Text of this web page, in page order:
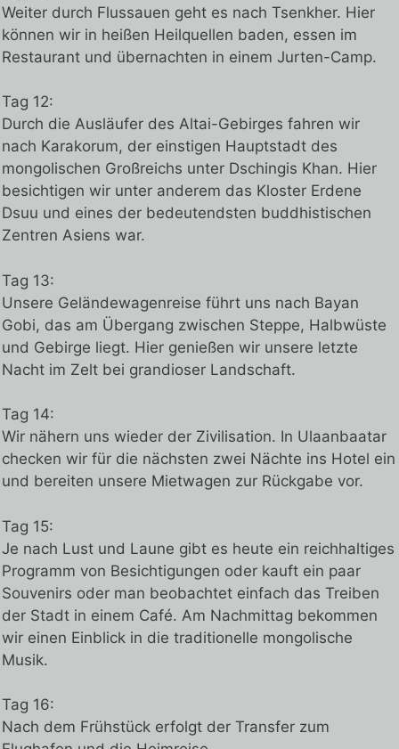
Weiter durch Flussauen geht es nach Tsenkher. Hier
können wir in heißen Heilquellen baden, essen im
Restaurant und übernachten in einem Jurten-Camp.
Tag 12:
Durch die Ausläufer des Altai-Gebirges fahren wir
nach Karakorum, der einstigen Hauptstadt des
mongolischen Großreichs unter Dschingis Khan. Hier
besichtigen wir unter anderem das Kloster Erdene
Dsuu und eines der bedeutendsten buddhistischen
Zentren Asiens war.
Tag 13:
Unsere Geländewagenreise führt uns nach Bayan
Gobi, das am Übergang zwischen Steppe, Halbwüste
und Gebirge liegt. Hier genießen wir unsere letzte
Nacht im Zelt bei grandioser Landschaft.
Tag 14:
Wir nähern uns wieder der Zivilisation. In Ulaanbaatar
checken wir für die nächsten zwei Nächte ins Hotel ein
und bereiten unsere Mietwagen zur Rückgabe vor.
Tag 15:
Je nach Lust und Laune gibt es heute ein reichhaltiges
Programm von Besichtigungen oder kauft ein paar
Souvenirs oder man beobachtet einfach das Treiben
der Stadt in einem Café. Am Nachmittag bekommen
wir einen Einblick in die traditionelle mongolische
Musik.
Tag 16:
Nach dem Frühstück erfolgt der Transfer zum